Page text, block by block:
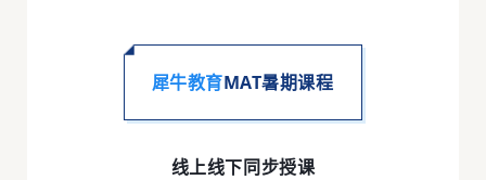
犀牛教育MAT暑期课程
线上线下同步授课